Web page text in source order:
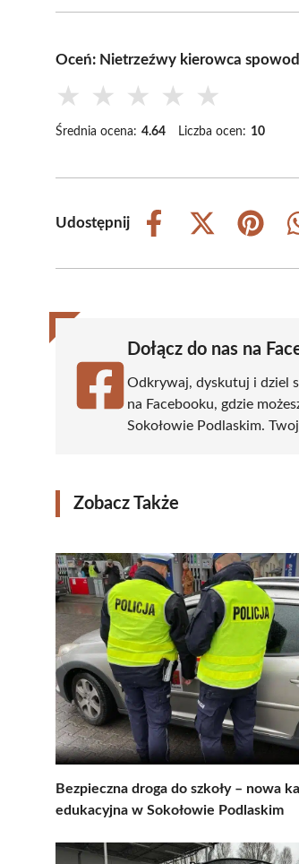
Oceń: Nietrzeźwy kierowca
★ ★ ★ ★ ★
Średnia ocena: 4.64 Liczba ocen: 10
Udostępnij
Share
Share
(Twitter)
Share
Dołącz do nas na
Odkrywaj, dyskutuj i dziel
na Facebooku, gdzie
Sokołowie Podlaskim.
Zobacz Także
Bezpieczna droga do szkoły – nowa
edukacyjna w Sokołowie Podlaskim